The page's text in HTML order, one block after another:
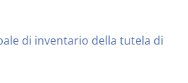
di inventario della tutela di